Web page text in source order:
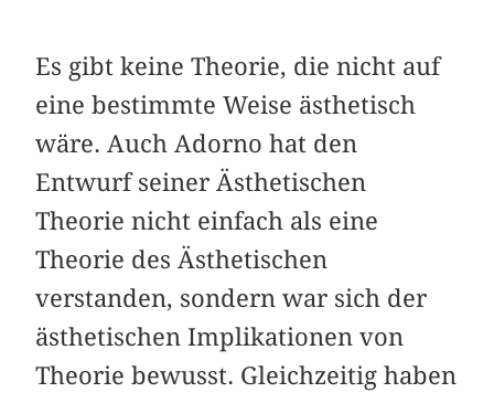
Es gibt keine Theorie, die nicht auf
eine bestimmte Weise ästhetisch
wäre. Auch Adorno hat den
Entwurf seiner Ästhetischen
Theorie nicht einfach als eine
Theorie des Ästhetischen
verstanden, sondern war sich der
ästhetischen Implikationen von
Theorie bewusst. Gleichzeitig haben